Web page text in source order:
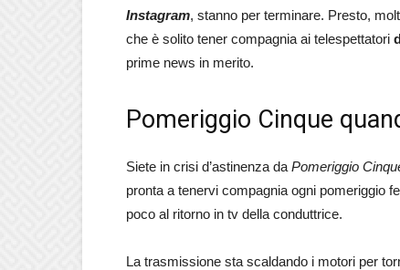
Instagram, stanno per terminare. Presto,
che è solito tener compagnia ai telespettatori
prime news in merito.
Pomeriggio Cinque
Siete in crisi d’astinenza da Pomeriggio
pronta a tenervi compagnia ogni pomeriggio
poco al ritorno in tv della conduttrice.
La trasmissione sta scaldando i motori per